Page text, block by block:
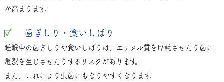
が高まります。
歯ぎしり・食いしばり
睡眠中の歯ぎしりや食いしばりは、エナメル質を摩耗させたり歯に
亀裂を生じさせたりするリスクがあります。
また、これにより虫歯にもなりやすくなります。